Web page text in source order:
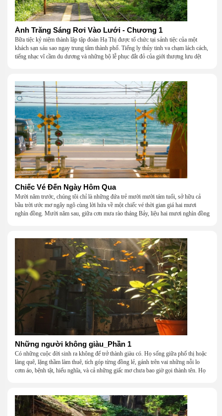
Ánh Trăng Sáng Rơi Vào Lưới - Chương 1
Bữa tiệc kỷ niệm thành lập tập đoàn Hạ Thị được tổ chức tại sảnh tiệc của một
khách sạn sáu sao ngay trung tâm thành phố. Tiếng ly thủy tinh va chạm lách cách,
tiếng nhạc vĩ cầm du dương và những bộ lễ phục đắt đỏ của giới thượng lưu dệt
Chiếc Vé Đến Ngày Hôm Qua
Mười năm trước, chúng tôi chỉ là những đứa trẻ mười mười tám tuổi, sở hữu cả
bầu trời ước mơ ngây ngô cùng lời hứa về một chiếc vé thời gian giá hai mươi
nghìn đồng. Mười năm sau, giữa cơn mưa rào tháng Bảy, liệu hai mươi nghìn đồng
Những người không giàu_Phần 1
Có những cuộc đời sinh ra không để trở thành giàu có. Họ sống giữa phố thị hoặc
làng quê, lặng thầm làm thuê, tích góp từng đồng lẻ, gánh trên vai những nỗi lo
cơm áo, bệnh tật, hiếu nghĩa, và cả những giấc mơ chưa bao giờ gọi thành tên. Họ
một mái nhà bằng lòng thương, bằng sự nhẫn nại và một niềm tin cũ kỹ rằng: dẫu
nghèo đến đâu, cũng còn có nhau để quay về.